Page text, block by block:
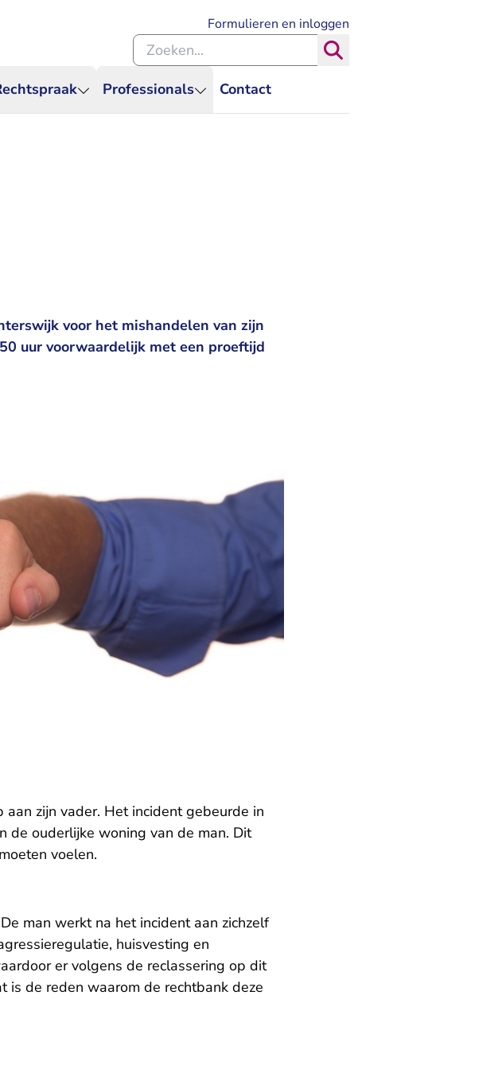
Professionals Contact
Formulieren en inloggen
Zoeken binnen de Rechtspraak
voor het mishandelen van zijn
uur voorwaardelijk met een proeftijd
zijn vader. Het incident gebeurde in
de ouderlijke woning van de man. Dit
voelen.
man werkt na het incident aan zichzelf
huisvesting en
er volgens de reclassering op dit
is de reden waarom de rechtbank deze